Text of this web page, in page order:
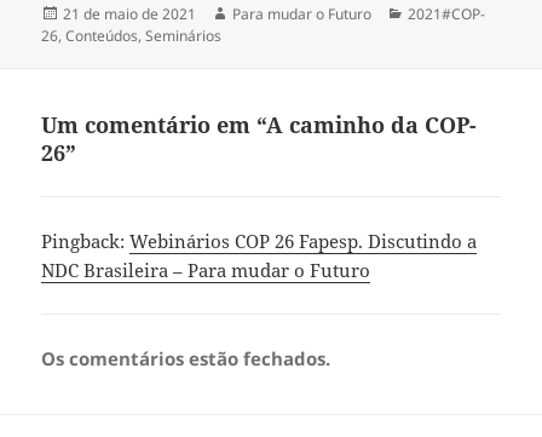
Publicado
em
21 de maio de 2021 Autor
Para mudar o Futuro Categorias
2021#COP-
26,Conteúdos,Seminários
Um comentário em “A caminho da COP-
26”
Pingback:Webinários COP 26 Fapesp. Discutindo a
NDC Brasileira – Para mudar o Futuro
Os comentários estão fechados.